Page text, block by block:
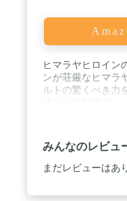
ヒマラヤヒロイン
ンが荘厳なヒマラ
ルトの驚くべき力
物です。 / しっと
ヒマラヤピンクソ
ォッシュの強力な
よりも輝く水分補
きと拒否できない
みんなのレビュ
まだレビューはあ